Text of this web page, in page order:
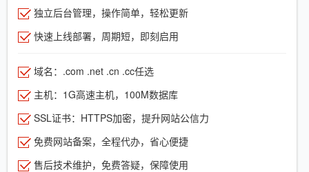
独立后台管理，操作简单，轻松更新
快速上线部署，周期短，即刻启用
域名：.com .net .cn .cc任选
主机：1G高速主机，100M数据库
SSL证书：HTTPS加密，提升网站公信力
免费网站备案，全程代办，省心便捷
售后技术维护，免费答疑，保障使用